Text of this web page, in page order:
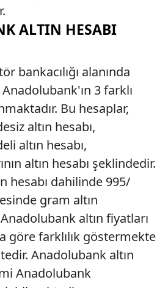
ALTIN HESABI
bankacılığı alanında
3 farklı
Bu hesaplar,
altın hesabı,
altın hesabı,
altın hesabı şeklindedir.
hesabı dahilinde 995/
gram altın
altın fiyatları
göre farklılık göstermekte
Anadolubank altın
Anadolubank